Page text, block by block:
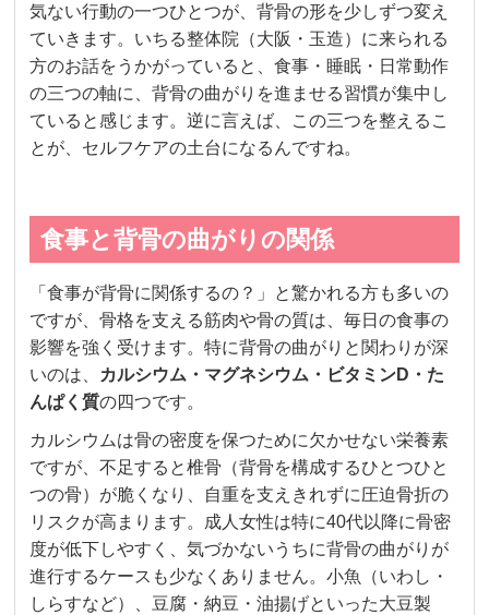
気ない行動の一つひとつが、背骨の形を少しずつ変え
ていきます。いちる整体院（大阪・玉造）に来られる
方のお話をうかがっていると、食事・睡眠・日常動作
の三つの軸に、背骨の曲がりを進ませる習慣が集中し
ていると感じます。逆に言えば、この三つを整えるこ
とが、セルフケアの土台になるんですね。
食事と背骨の曲がりの関係
「食事が背骨に関係するの？」と驚かれる方も多いの
ですが、骨格を支える筋肉や骨の質は、毎日の食事の
影響を強く受けます。特に背骨の曲がりと関わりが深
いのは、
カルシウム・マグネシウム・ビタミンD・た
んぱく質の四つです。
カルシウムは骨の密度を保つために欠かせない栄養素
ですが、不足すると椎骨（背骨を構成するひとつひと
つの骨）が脆くなり、自重を支えきれずに圧迫骨折の
リスクが高まります。成人女性は特に40代以降に骨密
度が低下しやすく、気づかないうちに背骨の曲がりが
進行するケースも少なくありません。小魚（いわし・
しらすなど）、豆腐・納豆・油揚げといった大豆製